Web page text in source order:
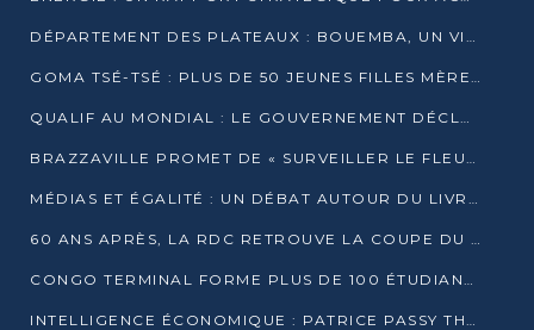
DÉPARTEMENT DES PLATEAUX : BOUEMBA, UN VIVIER ÉCONOMIQUE PRÊT À EXPLOSER
GOMA TSÉ-TSÉ : PLUS DE 50 JEUNES FILLES MÈRES SENSIBILISÉES À LA SANTÉ SEXUELLE
QUALIF AU MONDIAL : LE GOUVERNEMENT DÉCLARE LA JOURNÉE DU 1ER AVRIL 2026 CHÔMÉE ET PAYÉE
BRAZZAVILLE PROMET DE « SURVEILLER LE FLEUVE » APRÈS LA QUALIFICATION DE LA RDC AU MONDIAL
MÉDIAS ET ÉGALITÉ : UN DÉBAT AUTOUR DU LIVRE « CES FEMMES QUI REPRENNENT LE POUVOIR SUR LEUR VIE »
60 ANS APRÈS, LA RDC RETROUVE LA COUPE DU MONDE
CONGO TERMINAL FORME PLUS DE 100 ÉTUDIANTS AUX TECHNIQUES D’EMBAUCHE
INTELLIGENCE ÉCONOMIQUE : PATRICE PASSY THÉORISE UNE STRATÉGIE ADAPTÉE AUX CONTEXTES FRAGMENTÉS